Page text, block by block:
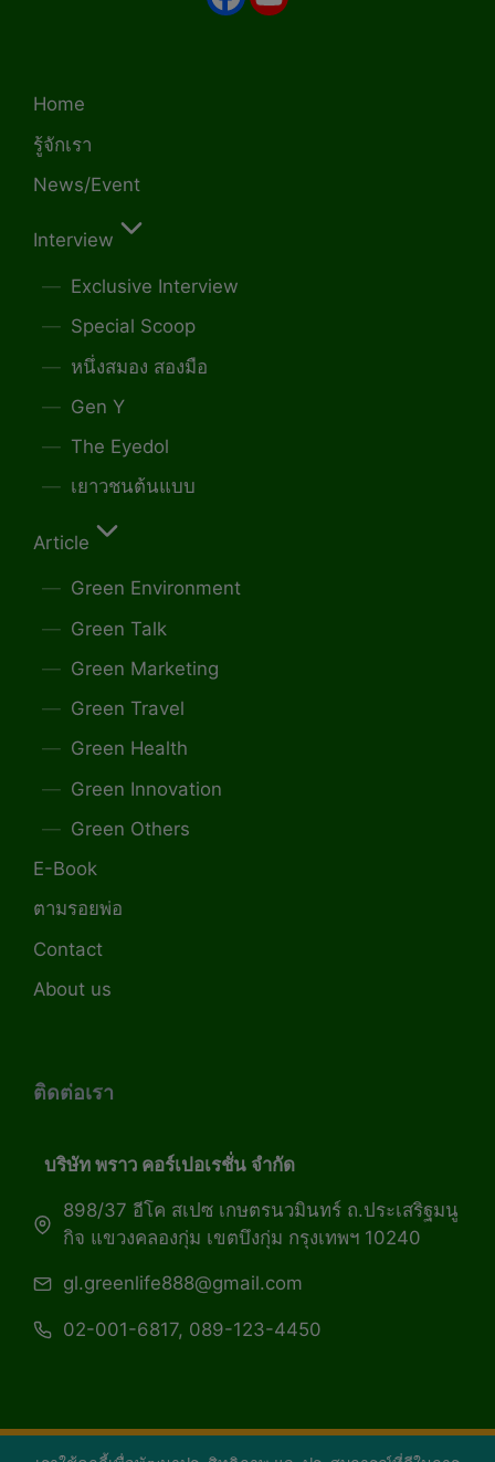
Home
รู้จักเรา
News/Event
Interview
Exclusive Interview
Special Scoop
หนึ่งสมอง สองมือ
Gen Y
The Eyedol
เยาวชนต้นแบบ
Article
Green Environment
Green Talk
Green Marketing
Green Travel
Green Health
Green Innovation
Green Others
E-Book
ตามรอยพ่อ
Contact
About us
ติดต่อเรา
บริษัท พราว คอร์เปอเรชั่น จำกัด
898/37 อีโค สเปซ เกษตรนวมินทร์ ถ.ประเสริฐมนู
กิจ แขวงคลองกุ่ม เขตบึงกุ่ม กรุงเทพฯ 10240
gl.greenlife888@gmail.com
02-001-6817, 089-123-4450